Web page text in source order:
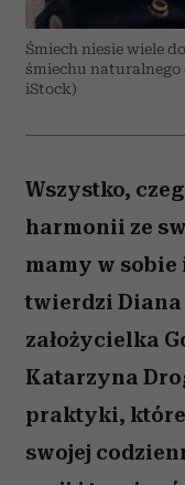
Śmiech niesie wiele
śmiechu naturalnego
iStock)
Wszystko,
harmonii ze
mamy w sobie
twierdzi
założycielka
Katarzyna
praktyki,
swojej